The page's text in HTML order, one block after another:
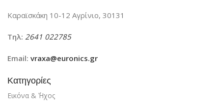
Καραϊσκάκη 10-12 Αγρίνιο, 30131
Τηλ: 2641 022785
Email: vraxa@euronics.gr
Κατηγορίες
Εικόνα & ΄Ήχος